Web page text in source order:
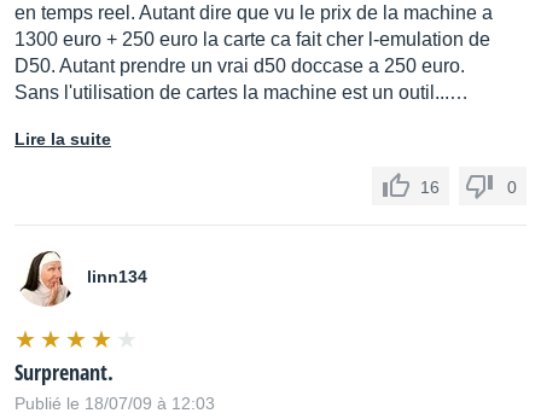
en temps reel. Autant dire que vu le prix de la machine a
1300 euro + 250 euro la carte ca fait cher l-emulation de
D50. Autant prendre un vrai d50 doccase a 250 euro.
Sans l'utilisation de cartes la machine est un outil...…
Lire la suite
16 0
linn134
Surprenant.
Publié le 18/07/09 à 12:03